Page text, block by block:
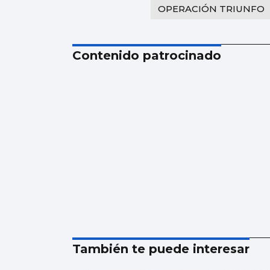
OPERACIÓN TRIUNFO
Contenido patrocinado
También te puede interesar